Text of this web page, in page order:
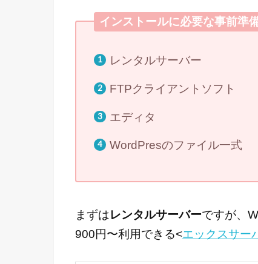
インストールに必要な事前準
レンタルサーバー
FTPクライアントソフト
エディタ
WordPresのファイル一式
まずはレンタルサーバーですが、
900円〜利用できる<エックスサー